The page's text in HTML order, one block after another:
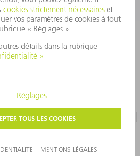
PROTECTION DES DONNÉES PERSONNELLES
MARQUES
CONDITIONS D'UTILISATION
© 2026 TRUMPF